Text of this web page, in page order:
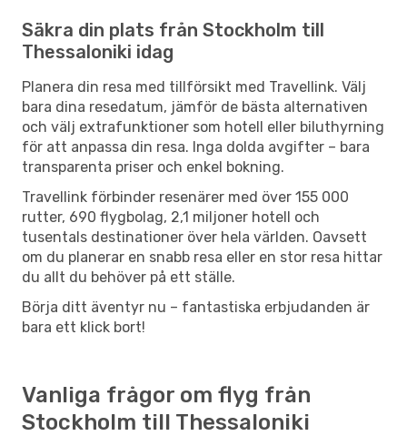
Säkra din plats från Stockholm till
Thessaloniki idag
Planera din resa med tillförsikt med Travellink. Välj
bara dina resedatum, jämför de bästa alternativen
och välj extrafunktioner som hotell eller biluthyrning
för att anpassa din resa. Inga dolda avgifter – bara
transparenta priser och enkel bokning.
Travellink förbinder resenärer med över 155 000
rutter, 690 flygbolag, 2,1 miljoner hotell och
tusentals destinationer över hela världen. Oavsett
om du planerar en snabb resa eller en stor resa hittar
du allt du behöver på ett ställe.
Börja ditt äventyr nu – fantastiska erbjudanden är
bara ett klick bort!
Vanliga frågor om flyg från
Stockholm till Thessaloniki